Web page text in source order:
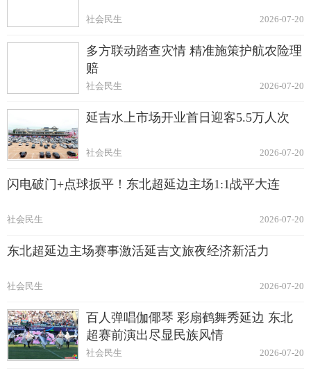
2026-07-20
社会民生
多方联动踏查灾情 精准施策护航农险理
赔
2026-07-20
社会民生
延吉水上市场开业首日迎客5.5万人次
2026-07-20
社会民生
闪电破门+点球扳平！东北超延边主场1:1战平大连
2026-07-20
社会民生
东北超延边主场赛事激活延吉文旅夜经济新活力
2026-07-20
社会民生
百人弹唱伽倻琴 彩扇鹤舞秀延边 东北
超赛前演出尽显民族风情
2026-07-20
社会民生